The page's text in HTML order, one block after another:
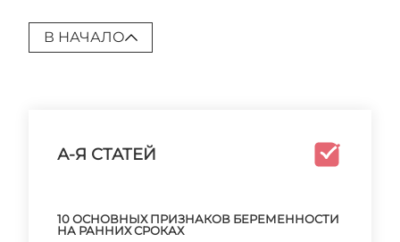
В НАЧАЛО
А-Я СТАТЕЙ
10 ОСНОВНЫХ ПРИЗНАКОВ БЕРЕМЕННОСТИ
НА РАННИХ СРОКАХ